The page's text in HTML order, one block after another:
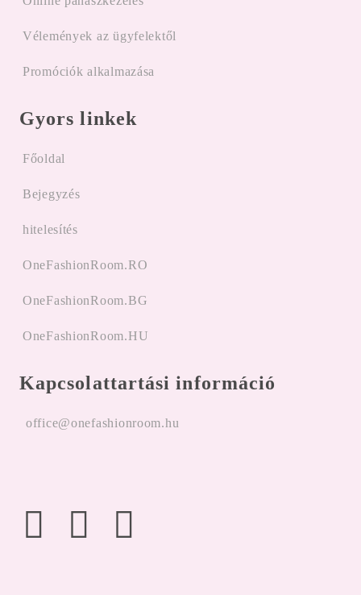
Vélemények az ügyfelektől
Promóciók alkalmazása
Gyors linkek
Főoldal
Bejegyzés
hitelesítés
OneFashionRoom.RO
OneFashionRoom.BG
OneFashionRoom.HU
Kapcsolattartási információ
office@onefashionroom.hu